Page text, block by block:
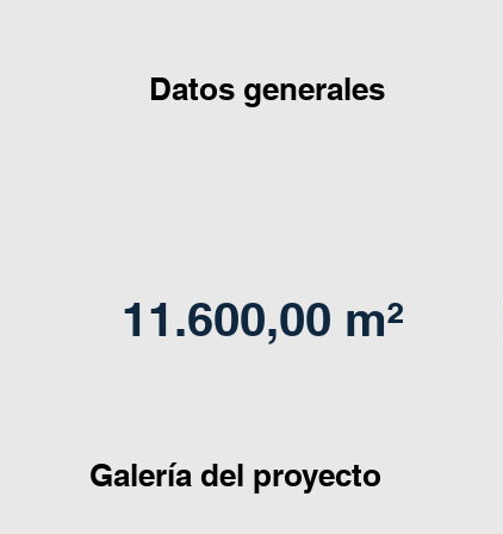
Datos generales
11.600,00 m²
Galería del proyecto